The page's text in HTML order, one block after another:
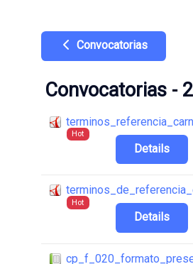
Convocatorias
Convocatorias -
Hot
Details
Hot
Details